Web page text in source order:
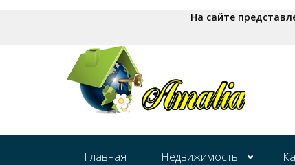
На сайте
Главная Недвижимость